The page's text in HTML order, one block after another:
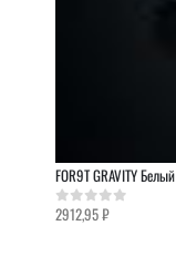
FOR9T GRAVITY Белый
0out of 5
2912,95₽